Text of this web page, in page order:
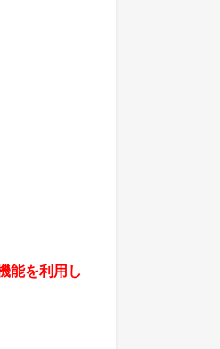
能を利用し